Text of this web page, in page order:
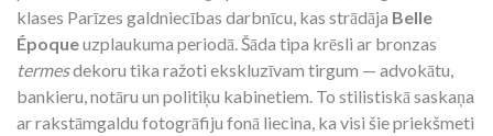
klases Parīzes galdniecības darbnīcu, kas strādāja Belle
Époqueuzplaukuma periodā. Šāda tipa krēsli ar bronzas
termesdekoru tika ražoti ekskluzīvam tirgum — advokātu,
bankieru, notāru un politiķu kabinetiem. To stilistiskā saskaņa
ar rakstāmgaldu fotogrāfiju fonā liecina, ka visi šie priekšmeti